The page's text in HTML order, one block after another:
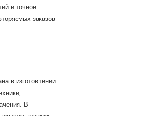
и точное
заказов
в изготовлении
В